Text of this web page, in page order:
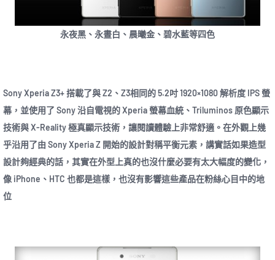
永夜黑、永晝白、晨曦金、碧水藍等四色
Sony Xperia Z3+ 搭載了與 Z2、Z3相同的 5.2吋 1920×1080 解析度 IPS 螢
幕，並使用了 Sony 沿自電視的 Xperia 螢幕血統、Triluminos 原色顯示
技術與 X-Reality 極真顯示技術，讓閱讀體驗上非常舒適。在外觀上幾
乎沿用了由 Sony Xperia Z 開始的設計對稱平衡元素，講實話如果造型
設計夠經典的話，其實在外型上真的也沒什麼必要有太大幅度的變化，
像 iPhone、HTC 也都是這樣，也沒有影響這些產品在粉絲心目中的地
位